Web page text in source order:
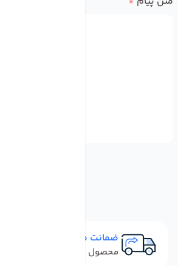
ضمانت مرجوعی
محصول نباید آسیب دیده باشد